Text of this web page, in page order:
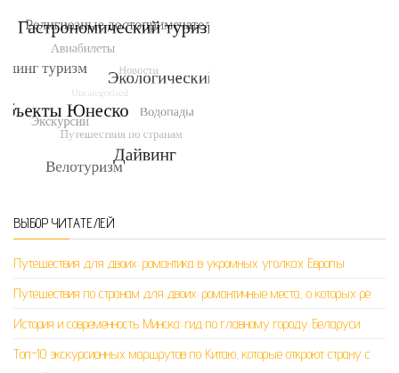
ВЫБОР ЧИТАТЕЛЕЙ
Путешествия для двоих: романтика в укромных уголках Европы
Путешествия по странам для двоих: романтичные места, о которых ре
История и современность Минска: гид по главному городу Беларуси
Топ-10 экскурсионных маршрутов по Китаю, которые откроют страну с